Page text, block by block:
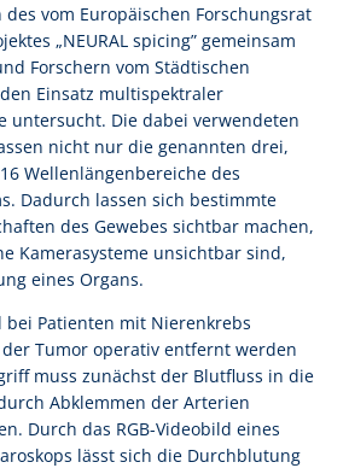
vom Europäischen Forschungsrat
„NEURAL spicing” gemeinsam
Forschern vom Städtischen
Einsatz multispektraler
untersucht. Die dabei verwendeten
nicht nur die genannten drei,
Wellenlängenbereiche des
Dadurch lassen sich bestimmte
des Gewebes sichtbar machen,
Kamerasysteme unsichtbar sind,
eines Organs.
bei Patienten mit Nierenkrebs
Tumor operativ entfernt werden
muss zunächst der Blutfluss in die
Abklemmen der Arterien
Durch das RGB-Videobild eines
lässt sich die Durchblutung